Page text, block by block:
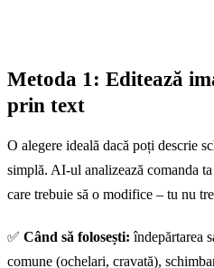
Metoda 1: Editează
prin text
O alegere ideală dacă poți descrie
simplă. AI-ul analizează comanda
care trebuie să o modifice – tu nu
✅ Când să folosești: îndepărtarea
comune (ochelari, cravată),